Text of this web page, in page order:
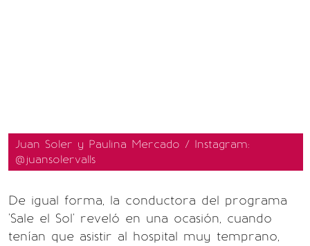
Juan Soler y Paulina Mercado / Instagram:
@juansolervalls
De igual forma, la conductora del programa
'Sale el Sol' reveló en una ocasión, cuando
tenían que asistir al hospital muy temprano,